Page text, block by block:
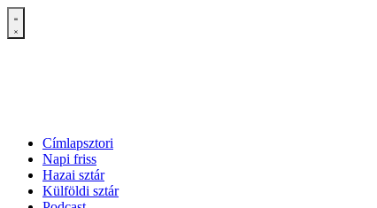
Címlapsztori
Napi friss
Hazai sztár
Külföldi sztár